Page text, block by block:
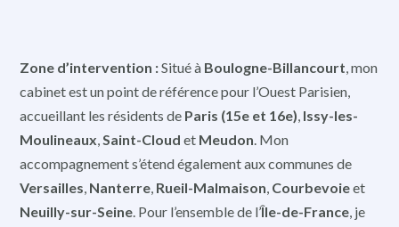
Zone d’intervention :Situé à Boulogne-Billancourt , mon
cabinet est un point de référence pour l’Ouest Parisien,
accueillant les résidents de Paris (15e et 16e) Issy-les-
Moulineaux Saint-Cloud et Meudon . Mon
accompagnement s’étend également aux communes de
Versailles Nanterre Rueil-Malmaison Courbevoieet
Neuilly-sur-Seine . Pour l’ensemble de l’Île-de-France , je